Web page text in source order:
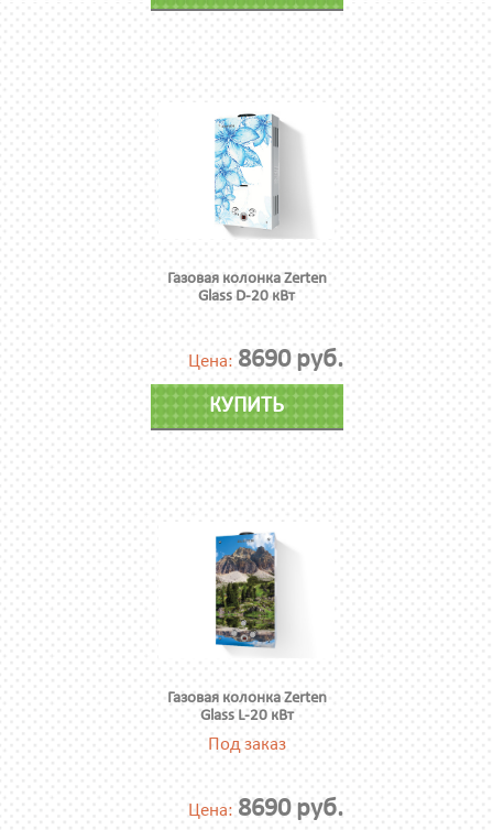
Газовая колонка Zerten
Glass D-20 кВт
Цена: 8690 руб.
КУПИТЬ
Газовая колонка Zerten
Glass L-20 кВт
Под заказ
Цена: 8690 руб.